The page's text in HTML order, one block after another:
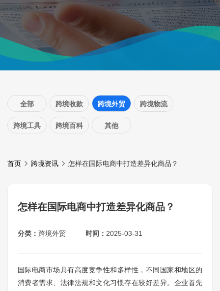
全部 跨境收款 跨境外贸 跨境物流
跨境工具 跨境百科 其他
首页 跨境资讯 怎样在国际电商中打造差异化商品？
怎样在国际电商中打造差异化商品？
分类： 跨境外贸 时间： 2025-03-31
国际电商市场具有高度竞争性和多样性，不同国家和地区的
消费者需求、法律法规和文化习惯存在较好差异。企业首先